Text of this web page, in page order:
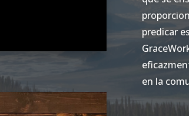
predicar
en la